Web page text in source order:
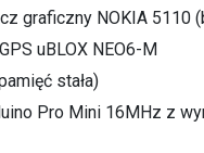
graficzny NOKIA 5110
uBLOX NEO6-M
stała)
Pro Mini 16MHz z